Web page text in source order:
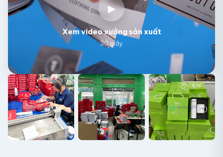
▶
Xem video xưởng sản xuất
30 giây